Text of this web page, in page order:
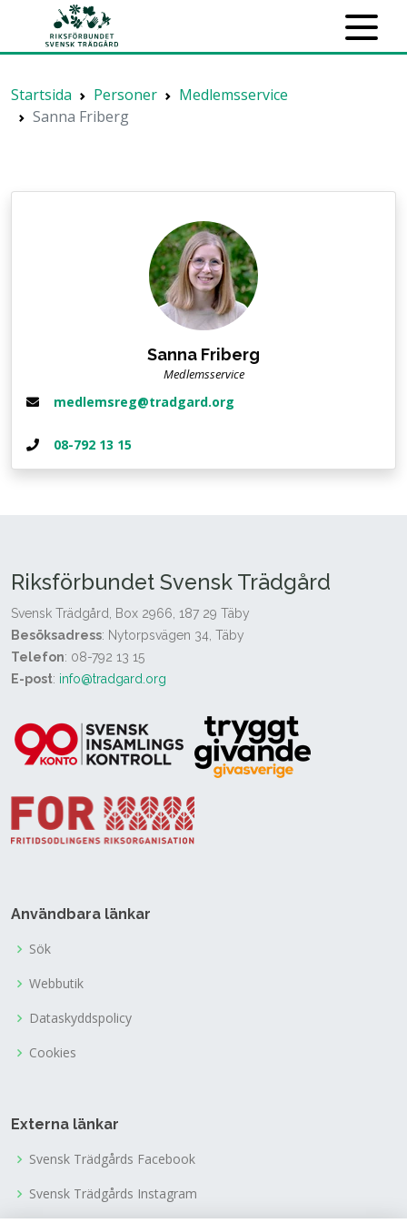
Startsida Personer
Medlemsservice
Sanna Friberg
Sanna Friberg
Medlemsservice
medlemsreg@tradgard.org
08-792 13 15
Riksförbundet Svensk Trädgård
Svensk Trädgård, Box 2966, 187 29 Täby
Besöksadress: Nytorpsvägen 34, Täby
Telefon: 08-792 13 15
E-post: info@tradgard.org
Användbara länkar
Sök
Webbutik
Dataskyddspolicy
Cookies
Externa länkar
Svensk Trädgårds Facebook
Svensk Trädgårds Instagram